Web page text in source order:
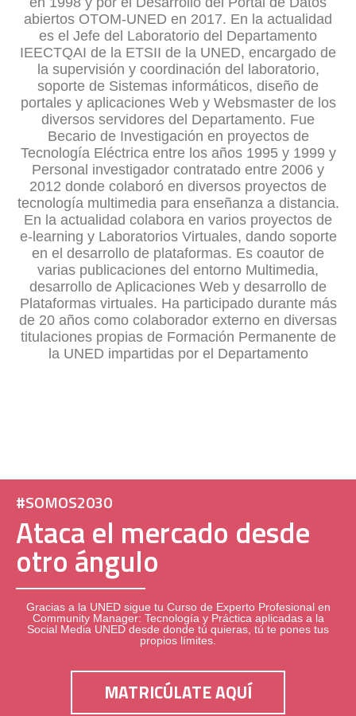
abiertos OTOM-UNED en 2017. En la actualidad
es el Jefe del Laboratorio del Departamento
IEECTQAI de la ETSII de la UNED, encargado de
la supervisión y coordinación del laboratorio,
soporte de Sistemas informáticos, diseño de
portales y aplicaciones Web y Websmaster de los
diversos servidores del Departamento. Fue
Becario de Investigación en proyectos de
Tecnología Eléctrica entre los años 1995 y 1999 y
Personal investigador contratado entre 2006 y
2012 donde colaboró en diversos proyectos de
tecnología multimedia para enseñanza a distancia.
En la actualidad colabora en varios proyectos de
e-learning y Laboratorios Virtuales, dando soporte
en el desarrollo de plataformas. Es coautor de
varias publicaciones del entorno Multimedia,
desarrollo de Aplicaciones Web y desarrollo de
Plataformas virtuales. Ha participado durante más
de 20 años como colaborador externo en diversas
titulaciones propias de Formación Permanente de
la UNED impartidas por el Departamento
#SOMOS2030
Ataca el mercado desde
otro ángulo
Gracias a la UNED sigue tu Curso de Experto Profesional en
Community Manager: Tecnología y Práctica aplicadas a la
Social Media UNED desde donde tú quieras, tú te pones tus
propios límites.
MATRICÚLATE AQUÍ